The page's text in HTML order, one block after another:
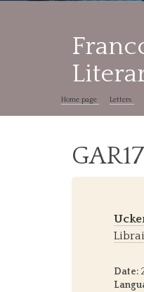
Home page Letters
Date: